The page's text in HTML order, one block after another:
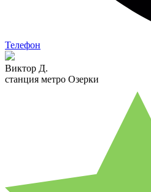
Телефон
Виктор Д.
станция метро Озерки